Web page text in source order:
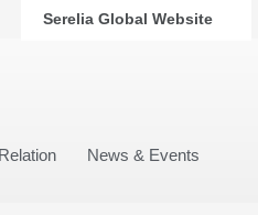
Serelia Global Website
News & Events